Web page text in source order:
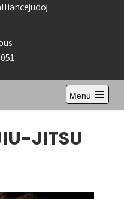
Menu
Open
JITSU